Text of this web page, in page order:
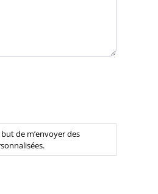
de m’envoyer des